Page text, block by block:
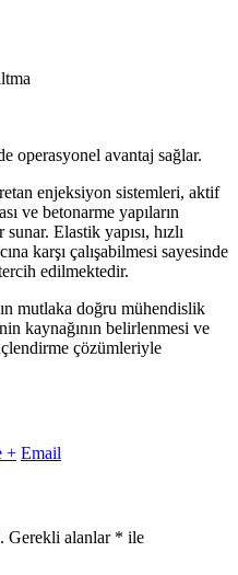
operasyonel avantaj sağlar.
enjeksiyon sistemleri, aktif
ve betonarme yapıların
Elastik yapısı, hızlı
karşı çalışabilmesi sayesinde
edilmektedir.
mutlaka doğru mühendislik
kaynağının belirlenmesi ve
çözümleriyle
+ Email
Gerekli alanlar * ile